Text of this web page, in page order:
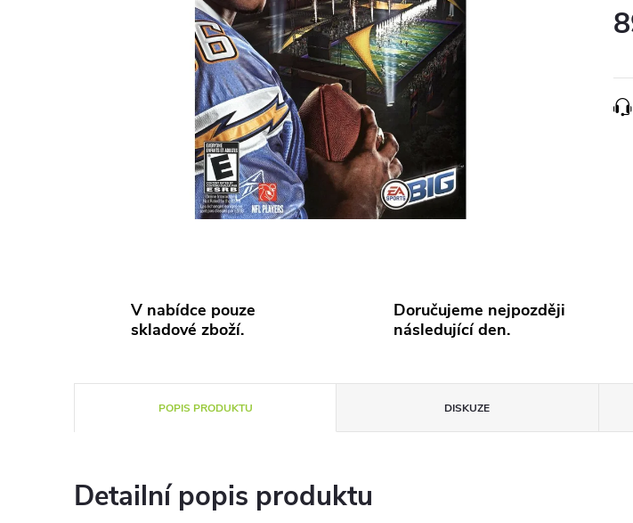
V nabídce pouze
skladové zboží.
Doručujeme nejpozději
následující den.
POPIS PRODUKTU DISKUZE
Detailní popis produktu